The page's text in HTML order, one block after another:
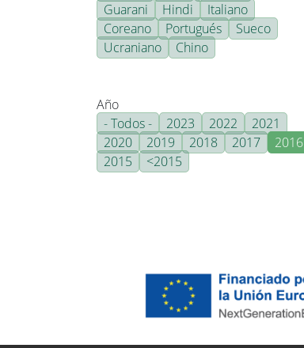
Guarani
Hindi
Italiano
Coreano
Portugués
Sueco
Ucraniano
Chino
Año
- Todos -
2023 2022
2021
2020
2019 2018 2017
2016
2015
<2015